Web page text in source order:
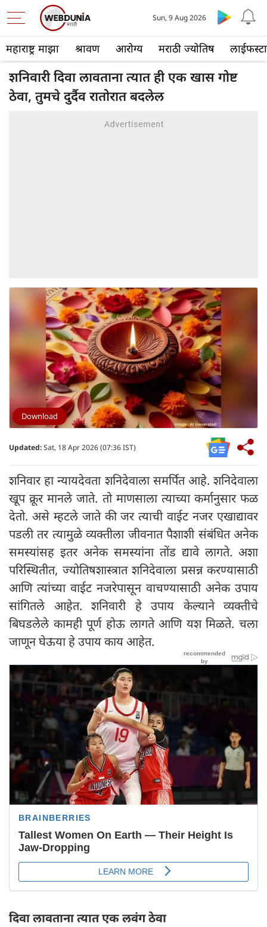
महाराष्ट्र माझा श्रावण आरोग्य मराठी ज्योतिष
Sun, 9 Aug 2026
शनिवारी दिवा लावताना त्यात ही एक खास गोष्ट
ठेवा, तुमचे दुर्दैव रातोरात बदलेल
Download
Updated:Sat, 18 Apr 2026 (07:36 IST)
शनिवार हा न्यायदेवता शनिदेवाला समर्पित आहे. शनिदेवाला
खूप क्रूर मानले जाते. तो माणसाला त्याच्या कर्मानुसार फळ
देतो. असे म्हटले जाते की जर त्याची वाईट नजर एखाद्यावर
पडली तर त्यामुळे व्यक्तीला जीवनात पैशाशी संबंधित अनेक
समस्यांसह इतर अनेक समस्यांना तोंड द्यावे लागते. अशा
परिस्थितीत, ज्योतिषशास्त्रात शनिदेवाला प्रसन्न करण्यासाठी
आणि त्यांच्या वाईट नजरेपासून वाचण्यासाठी अनेक उपाय
सांगितले आहेत. शनिवारी हे उपाय केल्याने व्यक्तीचे
बिघडलेले कामही पूर्ण होऊ लागते आणि यश मिळते. चला
जाणून घेऊया हे उपाय काय आहेत.
दिवा लावताना त्यात एक लवंग ठेवा